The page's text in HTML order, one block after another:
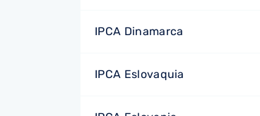
IPCA Dinamarca
IPCA Eslovaquia